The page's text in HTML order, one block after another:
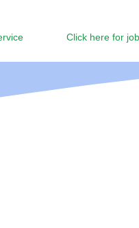
Click here for